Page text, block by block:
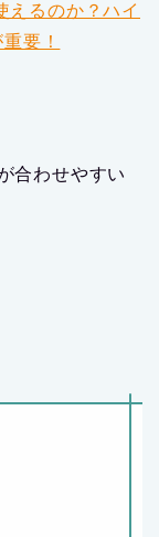
えるのか？ハイ
要！
合わせやすい